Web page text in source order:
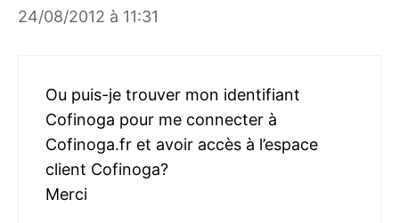
24/08/2012 à 11:31
Ou puis-je trouver mon identifiant
Cofinoga pour me connecter à
Cofinoga.fr et avoir accès à l’espace
client Cofinoga?
Merci